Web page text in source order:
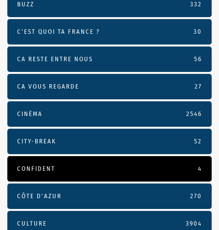
BUZZ 332
C'EST QUOI TA FRANCE ? 30
CA RESTE ENTRE NOUS 56
CA VOUS REGARDE 27
CINÉMA 2546
CITY-BREAK 52
CONFIDENT 4
CÔTE D’AZUR 270
CULTURE 3904